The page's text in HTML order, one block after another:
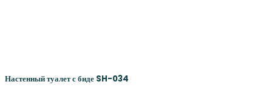
Настенный туалет с биде SH-034